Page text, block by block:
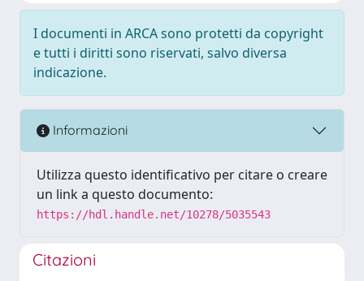
I documenti in ARCA sono protetti da copyright
e tutti i diritti sono riservati, salvo diversa
indicazione.
Informazioni
Utilizza questo identificativo per citare o creare
un link a questo documento:
https://hdl.handle.net/10278/5035543
Citazioni